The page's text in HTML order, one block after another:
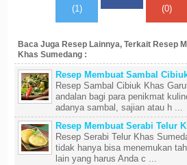
(1)
(0)
Baca Juga Resep Lainnya, Terkait Resep
Khas Sumedang :
Resep Membuat Sambal
Resep Sambal Cibiuk Khas
andalan bagi para penikmat
adanya sambal, sajian atau h ...
Resep Membuat Serabi Telur
Resep Serabi Telur Khas
tidak hanya bisa menemukan
lain yang harus Anda c ...